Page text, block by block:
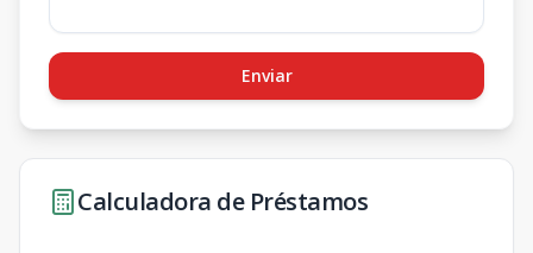
Enviar
Calculadora de Préstamos